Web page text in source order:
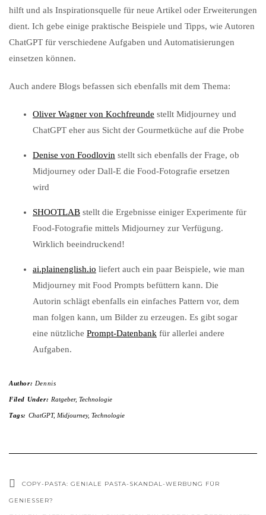
hilft und als Inspirationsquelle für neue Artikel oder Erweiterungen
dient. Ich gebe einige praktische Beispiele und Tipps, wie Autoren
ChatGPT für verschiedene Aufgaben und Automatisierungen
einsetzen können.
Auch andere Blogs befassen sich ebenfalls mit dem Thema:
Oliver Wagner von Kochfreunde stellt Midjourney und
ChatGPT eher aus Sicht der Gourmetküche auf die Probe
Denise von Foodlovin stellt sich ebenfalls der Frage, ob
Midjourney oder Dall-E die Food-Fotografie ersetzen
wird
SHOOTLAB stellt die Ergebnisse einiger Experimente für
Food-Fotografie mittels Midjourney zur Verfügung.
Wirklich beeindruckend!
ai.plainenglish.io liefert auch ein paar Beispiele, wie man
Midjourney mit Food Prompts befüttern kann. Die
Autorin schlägt ebenfalls ein einfaches Pattern vor, dem
man folgen kann, um Bilder zu erzeugen. Es gibt sogar
eine nützliche Prompt-Datenbank für allerlei andere
Aufgaben.
Author: Dennis
Filed Under: Ratgeber, Technologie
Tags: ChatGPT, Midjourney, Technologie
COPY-PASTA: GENIALE PASTA-SKANDAL-WERBUNG FÜR
GENIESSER?